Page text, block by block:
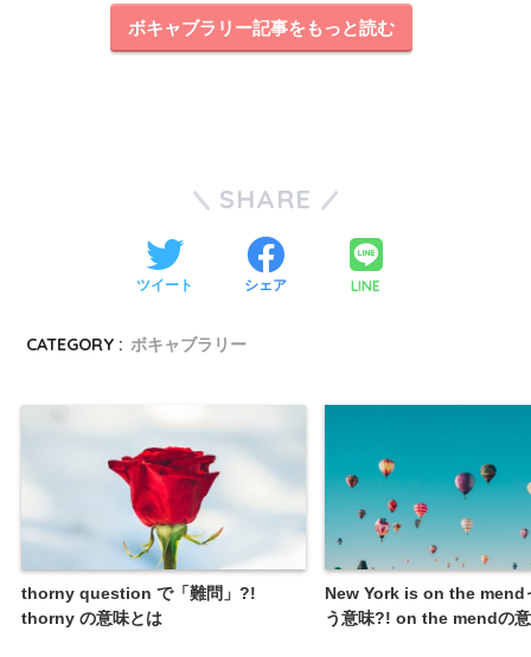
ボキャブラリー記事をもっと読む
SHARE
ツイート シェア LINE
CATEGORY : ボキャブラリー
thorny question で「難問」?!
thorny の意味とは
New York is on the mend
う意味?! on the mendの